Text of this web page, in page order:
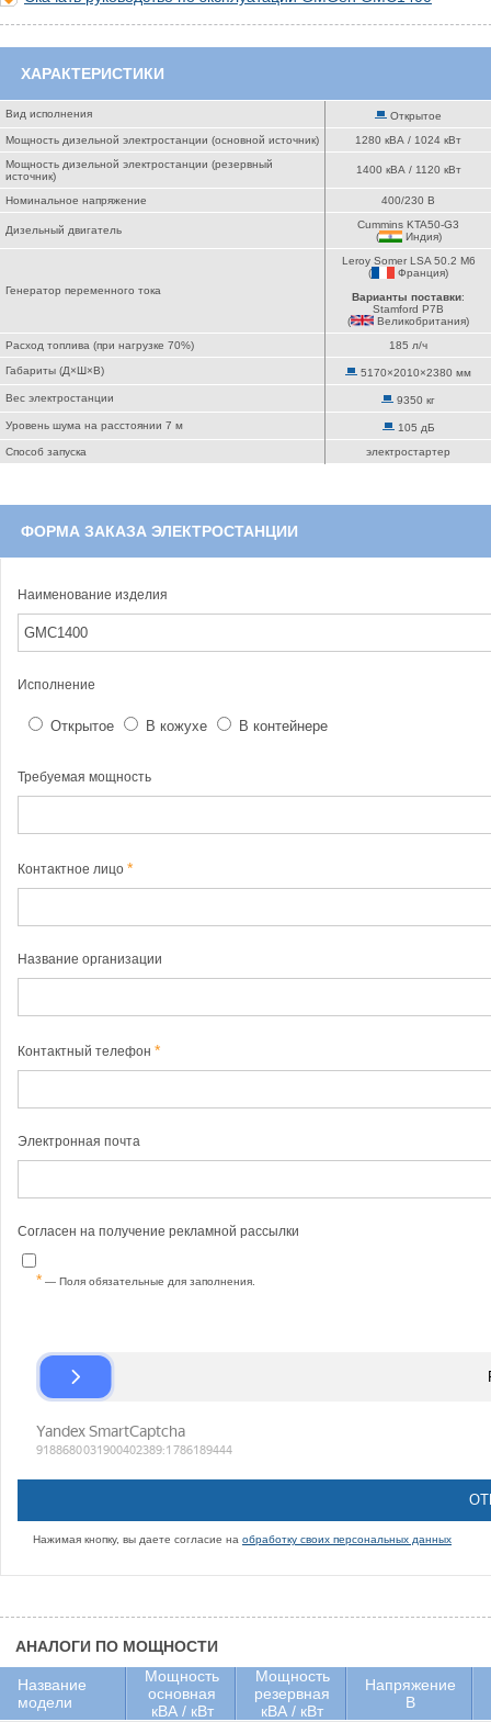
ХАРАКТЕРИСТИКИ
Вид исполнения
Открытое
Мощность дизельной электростанции (основной источник)
1280 кВА / 1024 кВт
Мощность дизельной электростанции (резервный
источник)
1400 кВА / 1120 кВт
Номинальное напряжение 400/230 В
Дизельный двигатель
Cummins KTA50-G3
(
Индия)
Генератор переменного тока
Leroy Somer LSA 50.2 M6
(
Франция)
Варианты поставки:
Stamford P7B
(
Великобритания)
Расход топлива (при нагрузке 70%)
185 л/ч
Габариты (Д×Ш×В) 5170×2010×2380 мм
Вес электростанции 9350 кг
Уровень шума на расстоянии 7 м
105 дБ
Способ запуска
электростартер
ФОРМА ЗАКАЗА ЭЛЕКТРОСТАНЦИИ
Наименование изделия
Исполнение
Открытое В кожухе В контейнере
Требуемая мощность
Контактное лицо
Название организации
Контактный телефон
Электронная почта
Согласен на получение рекламной рассылки
— Поля обязательные для заполнения.
Нажимая кнопку, вы даете согласие на обработку своих персональных данных
АНАЛОГИ ПО МОЩНОСТИ
Название
модели
Мощность
основная
кВА / кВт
Мощность
резервная
кВА / кВт
Напряжение
В